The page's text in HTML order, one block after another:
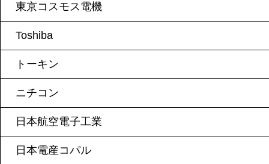
東京コスモス電機
Toshiba
トーキン
ニチコン
日本航空電子工業
日本電産コパル